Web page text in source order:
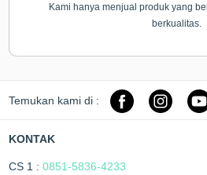
Kami hanya menjual produk yang
berkualitas.
Temukan kami di :
KONTAK
CS 1 :0851-5836-4233